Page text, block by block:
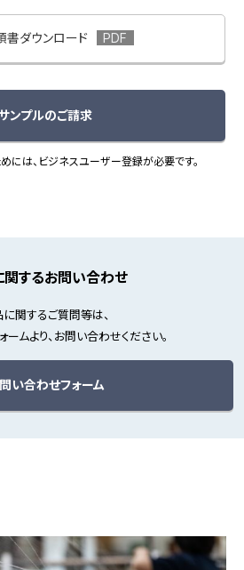
書ダウンロード
ンプルのご請求
には、ビジネスユーザー登録が必要です。
関するお問い合わせ
関するご質問等は、
ムより、お問い合わせください。
い合わせフォーム